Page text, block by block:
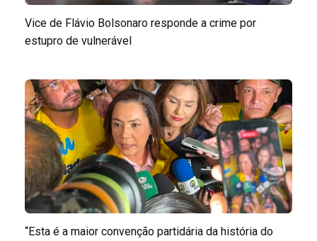
Vice de Flávio Bolsonaro responde a crime por
estupro de vulnerável
“Esta é a maior convenção partidária da história do